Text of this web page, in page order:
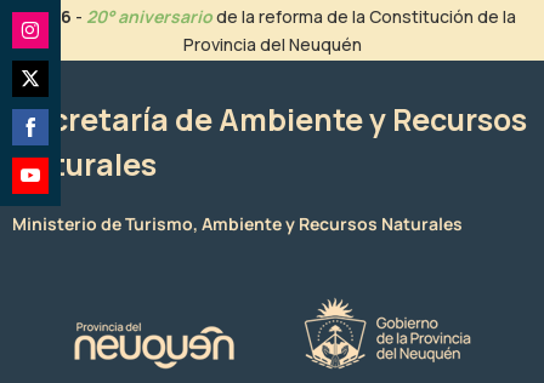
contenido
2026 - 20° aniversariode la reforma de la Constitución de la
Provincia del Neuquén
Secretaría de Ambiente y Recursos
Naturales
Ministerio de Turismo, Ambiente y Recursos Naturales
Share
on
Instagram
Share
on
Twitter
Share
on
Facebook
Share
on